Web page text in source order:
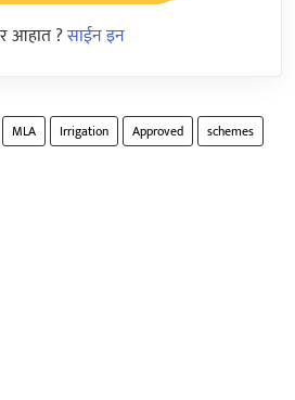
आहात ?साईन इन
MLA Irrigation Approved schemes